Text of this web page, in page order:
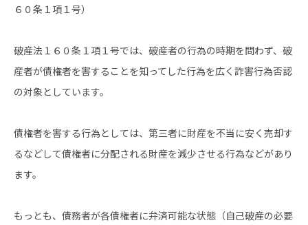
６０条１項１号）
破産法１６０条１項１号では、破産者の行為の時期を問わず、破
産者が債権者を害することを知ってした行為を広く詐害行為否認
の対象としています。
債権者を害する行為としては、第三者に財産を不当に安く売却す
るなどして債権者に分配される財産を減少させる行為などがあり
ます。
もっとも、債務者が各債権者に弁済可能な状態（自己破産の必要